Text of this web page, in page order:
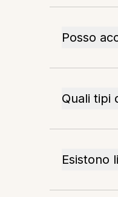
Posso
Quali tipi
Esistono